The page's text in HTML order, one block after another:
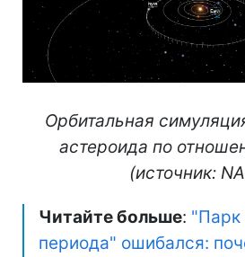
Орбитальная
астероида по
(источник:
Читайте больше: "Парк
периода" ошибался: